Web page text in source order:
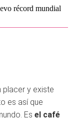
récord mundial
placer y existe
es así que
Es el café